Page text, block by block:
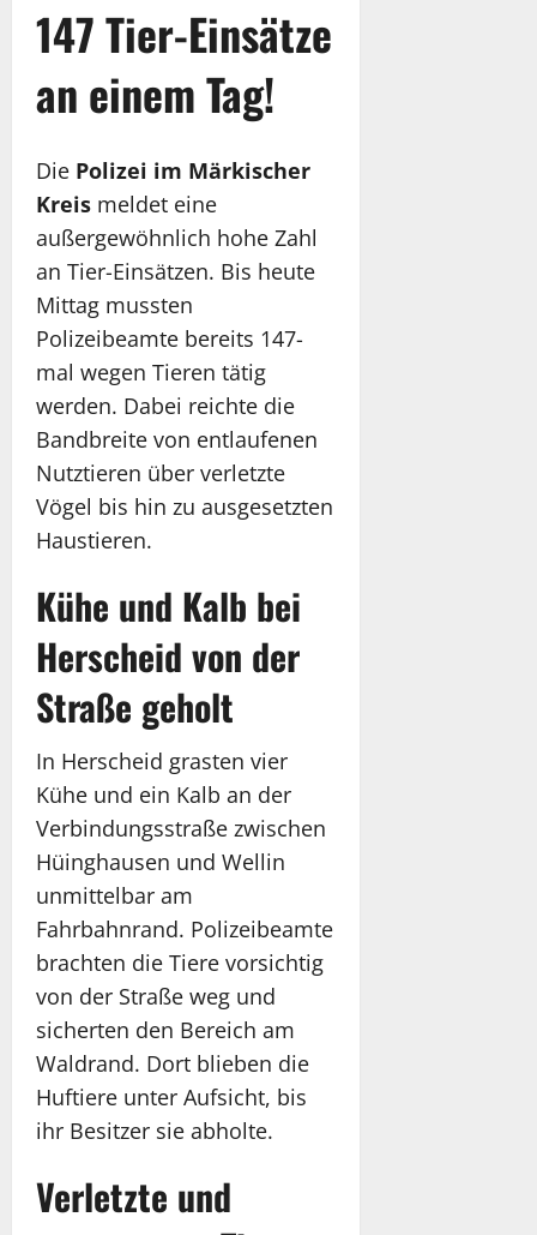
147 Tier-Einsätze
an einem Tag!
Die Polizei im Märkischer
Kreis meldet eine
außergewöhnlich hohe Zahl
an Tier-Einsätzen. Bis heute
Mittag mussten
Polizeibeamte bereits 147-
mal wegen Tieren tätig
werden. Dabei reichte die
Bandbreite von entlaufenen
Nutztieren über verletzte
Vögel bis hin zu ausgesetzten
Haustieren.
Kühe und Kalb bei
Herscheid von der
Straße geholt
In Herscheid grasten vier
Kühe und ein Kalb an der
Verbindungsstraße zwischen
Hüinghausen und Wellin
unmittelbar am
Fahrbahnrand. Polizeibeamte
brachten die Tiere vorsichtig
von der Straße weg und
sicherten den Bereich am
Waldrand. Dort blieben die
Huftiere unter Aufsicht, bis
ihr Besitzer sie abholte.
Verletzte und